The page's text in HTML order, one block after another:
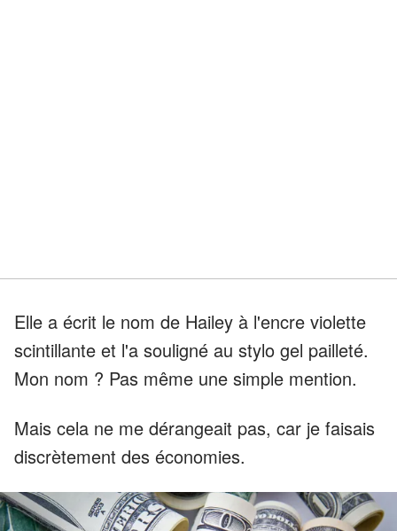
Elle a écrit le nom de Hailey à l'encre violette
scintillante et l'a souligné au stylo gel pailleté.
Mon nom ? Pas même une simple mention.
Mais cela ne me dérangeait pas, car je faisais
discrètement des économies.